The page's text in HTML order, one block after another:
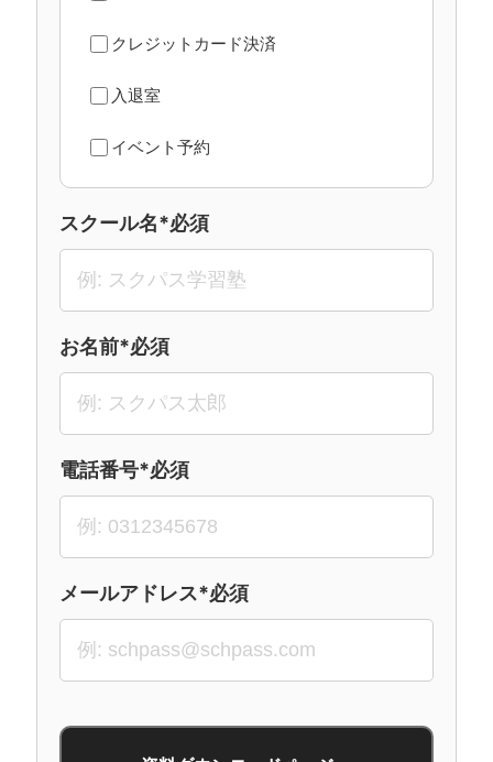
クレジットカード決済
入退室
イベント予約
スクール名*必須
お名前*必須
電話番号*必須
メールアドレス*必須